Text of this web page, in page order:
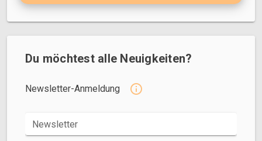
Du möchtest alle Neuigkeiten?
Newsletter-Anmeldung
Newsletter